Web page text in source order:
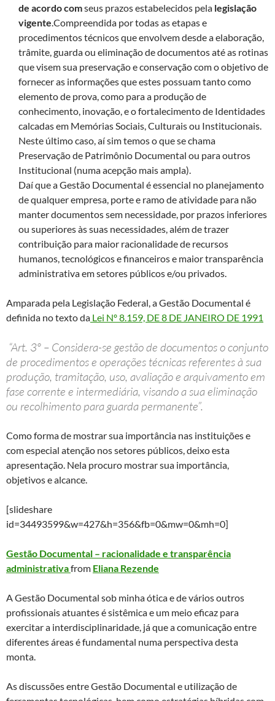
de acordo comseus prazos estabelecidos pela legislação
vigente.Compreendida por todas as etapas e
procedimentos técnicos que envolvem desde a elaboração,
trâmite, guarda ou eliminação de documentos até as rotinas
que visem sua preservação e conservação com o objetivo de
fornecer as informações que estes possuam tanto como
elemento de prova, como para a produção de
conhecimento, inovação, e o fortalecimento de Identidades
calcadas em Memórias Sociais, Culturais ou Institucionais.
Neste último caso, aí sim temos o que se chama
Preservação de Patrimônio Documental ou para outros
Institucional (numa acepção mais ampla).
Daí que a Gestão Documental é essencial no planejamento
de qualquer empresa, porte e ramo de atividade para não
manter documentos sem necessidade, por prazos inferiores
ou superiores às suas necessidades, além de trazer
contribuição para maior racionalidade de recursos
humanos, tecnológicos e financeiros e maior transparência
administrativa em setores públicos e/ou privados.
Amparada pela Legislação Federal, a Gestão Documental é
definida no texto da Lei Nº 8.159, DE 8 DE JANEIRO DE 1991
“Art. 3º – Considera-se gestão de documentos o conjunto
de procedimentos e operações técnicas referentes à sua
produção, tramitação, uso, avaliação e arquivamento em
fase corrente e intermediária, visando a sua eliminação
ou recolhimento para guarda permanente”.
Como forma de mostrar sua importância nas instituições e
com especial atenção nos setores públicos, deixo esta
apresentação. Nela procuro mostrar sua importância,
objetivos e alcance.
[slideshare
id=34493599&w=427&h=356&fb=0&mw=0&mh=0]
Gestão Documental – racionalidade e transparência
administrativafrom Eliana Rezende
A Gestão Documental sob minha ótica e de vários outros
profissionais atuantes é sistêmica e um meio eficaz para
exercitar a interdisciplinaridade, já que a comunicação entre
diferentes áreas é fundamental numa perspectiva desta
monta.
As discussões entre Gestão Documental e utilização de